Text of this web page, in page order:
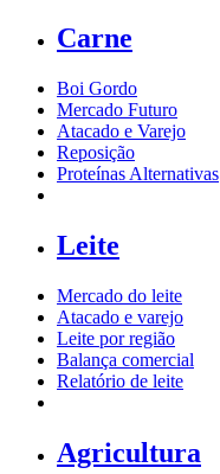
Carne
Boi Gordo
Mercado Futuro
Atacado e Varejo
Reposição
Proteínas Alternativas
Leite
Mercado do leite
Atacado e varejo
Leite por região
Balança comercial
Relatório de leite
Agricultura